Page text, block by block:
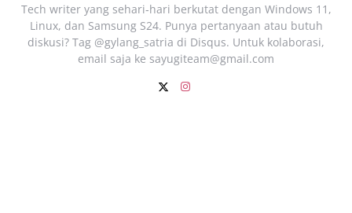
Tech writer yang sehari‑hari berkutat dengan Windows 11,
Linux, dan Samsung S24. Punya pertanyaan atau butuh
diskusi? Tag @gylang_satria di Disqus. Untuk kolaborasi,
email saja ke sayugiteam@gmail.com